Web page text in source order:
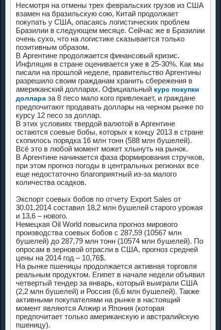
Несмотря на отмены трех февральских грузов из США
взамен на бразильскую сою, Китай продолжает
покупать у США, опасаясь логистических проблем
Бразилии в следующем месяце. Сейчас же в Бразилии
очень сухо, что на логистике сказывается только
позитивным образом.
В Аргентине продолжается финансовый кризис.
Инфляция в стране оценивается уже в 25-30%. Как мы
писали на прошлой неделе, правительство Аргентины
разрешило своим гражданам хранить сбережения в
американский долларах. Официальный курс покупки
доллара за 8 песо мало кого привлекает, и граждане
предпочитают продавать доллары на черном рынке по
курсу 12 песо за доллар.
В этих условиях твердой валютой в Аргентине
остаются соевые бобы, которых к концу 2013 в стране
скопилось порядка 16 млн тонн (588 млн бушелей).
Всё это в любой момент может хлынуть на рынок.
В Аргентине начинается фаза формирования стручков,
при этом прогноз погоды в центральных регионах все
еще недостаточно благоприятный из-за малого
количества осадков.
Экспорт соевых бобов по отчету Export Sales от
30.01.2014 составил 18,2 млн бушелей старого урожая
и 13,6 – нового.
Немецкая Oil World повысила прогноз мирового
производства соевых бобов с 287,59 (10567 млн
бушелей) до 287,79 млн тонн (10574 млн бушелей). По
опросам в зерновой отрасли в США, прогноз средней
цены на 2014 год – 10,76$.
На рынке пшеницы продолжается активная торговля
реальным продуктом. Египет в начале недели объявил
четвертый тендер за январь, который выиграли США
(2,2 млн бушелей) и Россия (6,6 млн бушелей). Также
активными покупателями на рынке в настоящий
момент являются Алжир и Япония (которая
предпочитает только американскую и австралийскую
пшеницу).